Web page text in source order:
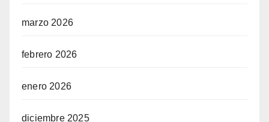
marzo 2026
febrero 2026
enero 2026
diciembre 2025